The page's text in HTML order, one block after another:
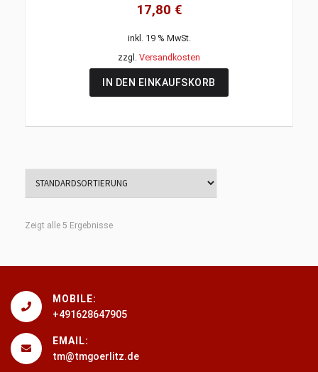
17,80 €
inkl. 19 % MwSt.
zzgl. Versandkosten
IN DEN EINKAUFSKORB
Zeigt alle 5 Ergebnisse
MOBILE:
+491628647905
EMAIL:
tm@tmgoerlitz.de